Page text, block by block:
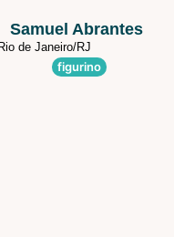
Samuel Abrantes
Rio de Janeiro/RJ
figurino